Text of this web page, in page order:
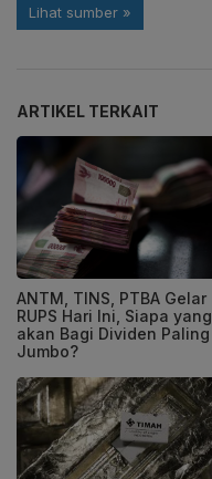
ARTIKEL TERKAIT
ANTM, TINS, PTBA Gelar
RUPS Hari Ini, Siapa yang
akan Bagi Dividen Paling
Jumbo?